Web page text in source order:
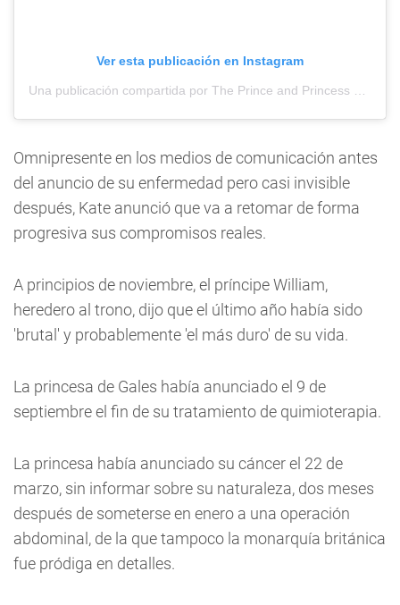
Ver esta publicación en Instagram
Omnipresente en los medios de comunicación antes
del anuncio de su enfermedad pero casi invisible
después, Kate anunció que va a retomar de forma
progresiva sus compromisos reales.
A principios de noviembre, el príncipe William,
heredero al trono, dijo que el último año había sido
'brutal' y probablemente 'el más duro' de su vida.
La princesa de Gales había anunciado el 9 de
septiembre el fin de su tratamiento de quimioterapia.
La princesa había anunciado su cáncer el 22 de
marzo, sin informar sobre su naturaleza, dos meses
después de someterse en enero a una operación
abdominal, de la que tampoco la monarquía británica
fue pródiga en detalles.